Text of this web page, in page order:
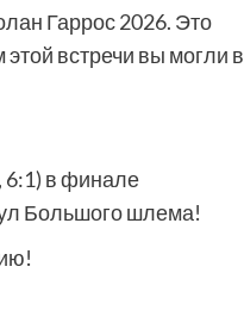
Гаррос 2026. Это
встречи вы могли в
6:1) в финале
Большого шлема!